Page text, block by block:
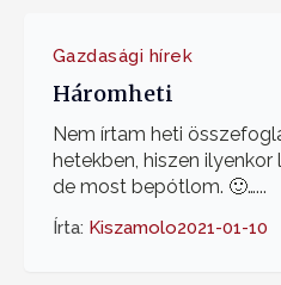
Gazdasági hírek
Háromheti
Nem írtam heti
hetekben, hiszen
de most bepótlom. 🙂…...
Írta: Kiszamolo2021-01-10